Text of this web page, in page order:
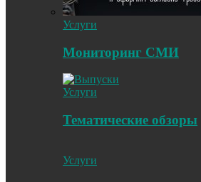
Услуги
Мониторинг СМИ
Услуги
Тематические обзоры
Услуги